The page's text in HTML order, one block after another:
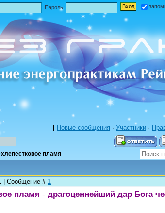
Пароль:
[ Новые сообщения · Участники ·
пламя
| Сообщение # 1
пламя - драгоценнейший дар Бога